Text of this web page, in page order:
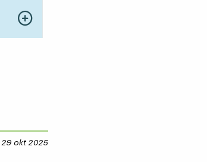
Visa fler detaljer
29 okt 2025